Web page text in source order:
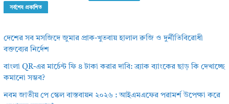
সর্বশেষ প্রকাশিত
দেশের সব মসজিদে জুমার প্রাক-খুতবায় হালাল রুজি ও দুর্নীতিবিরোধী
বক্তব্যের নির্দেশ
বাংলা QR-এর মার্চেন্ট ফি ৪ টাকা করার দাবি: ব্র্যাক ব্যাংকের ছাড় কি দেখাচ্ছে
কমানো সম্ভব?
নবম জাতীয় পে স্কেল বাস্তবায়ন ২০২৬ : আইএমএফের পরামর্শ উপেক্ষা করে